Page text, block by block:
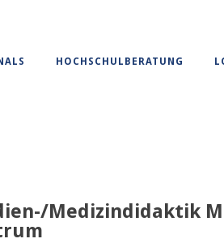
HOCHSCHULBERATUNG
Medizindidaktik